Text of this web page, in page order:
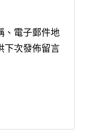
、電子郵件地
下次發佈留言